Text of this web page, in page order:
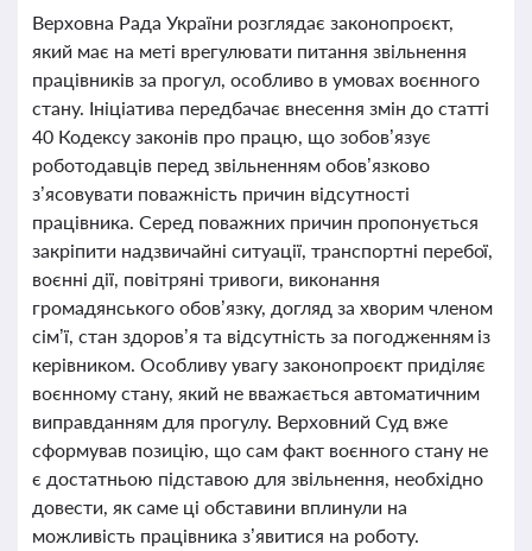
Верховна Рада України розглядає законопроєкт,
який має на меті врегулювати питання звільнення
працівників за прогул, особливо в умовах воєнного
стану. Ініціатива передбачає внесення змін до статті
40 Кодексу законів про працю, що зобов’язує
роботодавців перед звільненням обов’язково
з’ясовувати поважність причин відсутності
працівника. Серед поважних причин пропонується
закріпити надзвичайні ситуації, транспортні перебої,
воєнні дії, повітряні тривоги, виконання
громадянського обов’язку, догляд за хворим членом
сім’ї, стан здоров’я та відсутність за погодженням із
керівником. Особливу увагу законопроєкт приділяє
воєнному стану, який не вважається автоматичним
виправданням для прогулу. Верховний Суд вже
сформував позицію, що сам факт воєнного стану не
є достатньою підставою для звільнення, необхідно
довести, як саме ці обставини вплинули на
можливість працівника з’явитися на роботу.